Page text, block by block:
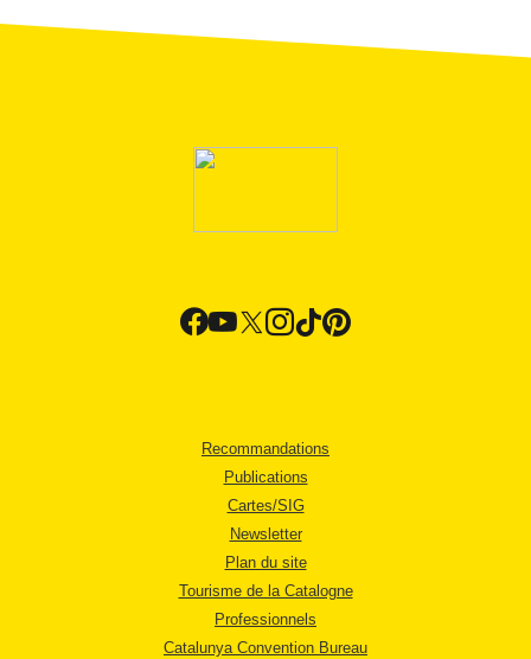
Recommandations
Publications
Cartes/SIG
Newsletter
Plan du site
Tourisme de la Catalogne
Professionnels
Catalunya Convention Bureau